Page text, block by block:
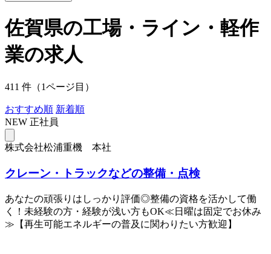
佐賀県の工場・ライン・軽作
業の求人
411 件（1ページ目）
おすすめ順 新着順
NEW 正社員
株式会社松浦重機 本社
クレーン・トラックなどの整備・点検
あなたの頑張りはしっかり評価◎整備の資格を活かして働
く！未経験の方・経験が浅い方もOK≪日曜は固定でお休み
≫【再生可能エネルギーの普及に関わりたい方歓迎】